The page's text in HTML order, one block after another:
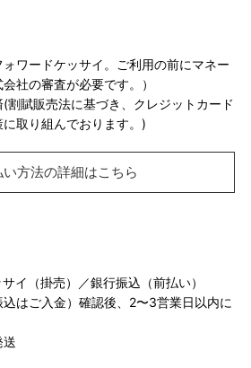
ォワードケッサイ。ご利用の前にマネー
社の審査が必要です。）
(割賦販売法に基づき、クレジットカード
取り組んでおります。)
い方法の詳細はこちら
イ（掛売）／銀行振込（前払い）
込はご入金）確認後、2〜3営業日以内に
送